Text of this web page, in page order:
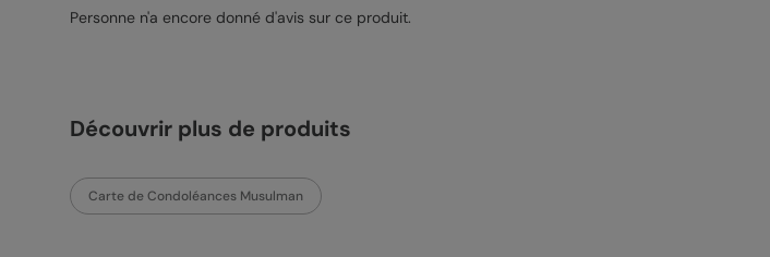
Personne n'a encore donné d'avis sur ce produit.
Découvrir plus de produits
Carte de Condoléances Musulman